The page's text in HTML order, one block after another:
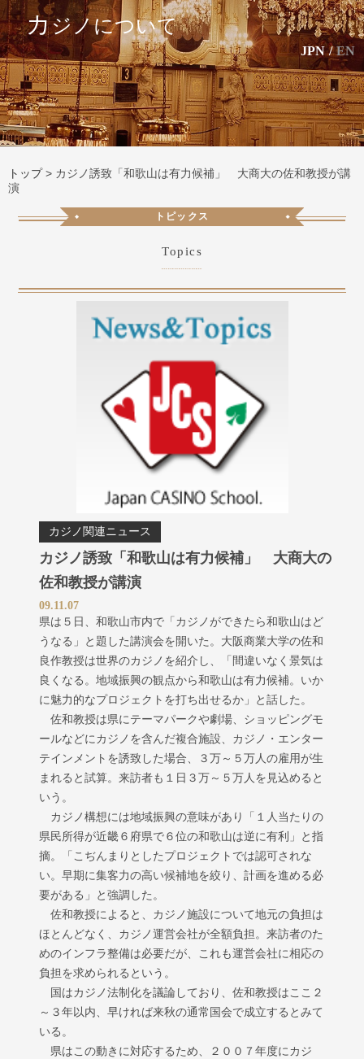
カジノについて
JPN / EN
トップ> カジノ誘致「和歌山は有力候補」 大商大の佐和教授が講
演
トピックス
Topics
カジノ関連ニュース
カジノ誘致「和歌山は有力候補」 大商大の
佐和教授が講演
09.11.07
県は５日、和歌山市内で「カジノができたら和歌山はど
うなる」と題した講演会を開いた。大阪商業大学の佐和
良作教授は世界のカジノを紹介し、「間違いなく景気は
良くなる。地域振興の観点から和歌山は有力候補。いか
に魅力的なプロジェクトを打ち出せるか」と話した。
佐和教授は県にテーマパークや劇場、ショッピングモ
ールなどにカジノを含んだ複合施設、カジノ・エンター
テインメントを誘致した場合、３万～５万人の雇用が生
まれると試算。来訪者も１日３万～５万人を見込めると
いう。
カジノ構想には地域振興の意味があり「１人当たりの
県民所得が近畿６府県で６位の和歌山は逆に有利」と指
摘。「こぢんまりとしたプロジェクトでは認可されな
い。早期に集客力の高い候補地を絞り、計画を進める必
要がある」と強調した。
佐和教授によると、カジノ施設について地元の負担は
ほとんどなく、カジノ運営会社が全額負担。来訪者のた
めのインフラ整備は必要だが、これも運営会社に相応の
負担を求められるという。
国はカジノ法制化を議論しており、佐和教授はここ２
～３年以内、早ければ来秋の通常国会で成立するとみて
いる。
県はこの動きに対応するため、２００７年度にカジ